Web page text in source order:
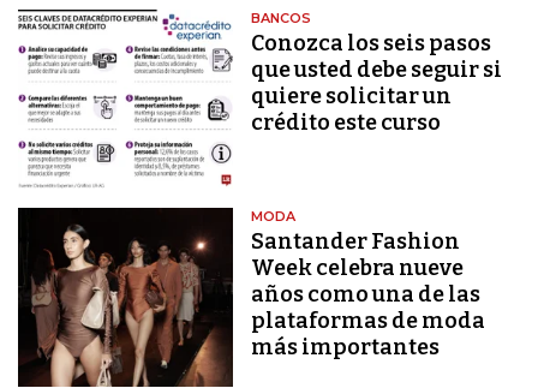
BANCOS
Conozca los seis pasos
que usted debe seguir si
quiere solicitar un
crédito este curso
MODA
Santander Fashion
Week celebra nueve
años como una de las
plataformas de moda
más importantes